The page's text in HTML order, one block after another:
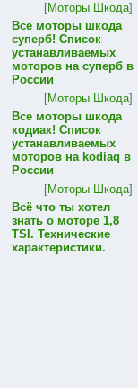
[Моторы Шкода]
Все моторы шкода
суперб! Список
устанавливаемых
моторов на суперб в
России
[Моторы Шкода]
Все моторы шкода
кодиак! Список
устанавливаемых
моторов на kodiaq в
России
[Моторы Шкода]
Всё что ты хотел
знать о моторе 1,8
TSI. Технические
характеристики.